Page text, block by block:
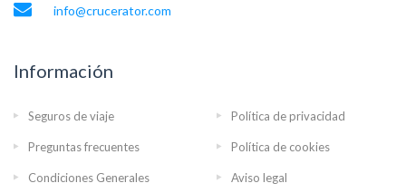
info@crucerator.com
Información
Seguros de viaje Política de privacidad
Preguntas frecuentes Política de cookies
Condiciones Generales Aviso legal